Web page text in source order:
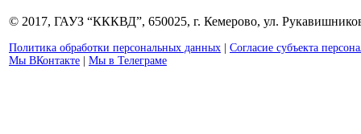
© 2017, ГАУЗ “КККВД”, 650025, г. Кемерово, ул.
Политика обработки персональных данных
Согласие субъекта
Мы ВКонтакте
Мы в Телеграме